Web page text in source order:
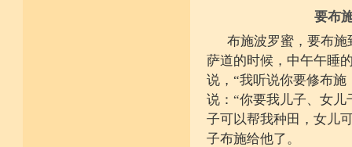
要布
布施波罗蜜，要布
萨道的时候，中午午睡
说，“我听说你要修布
说：“你要我儿子、女
子可以帮我种田，女儿
子布施给他了。